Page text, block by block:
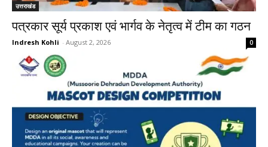
उत्तराखंड
पत्रकार सूर्य प्रकाश एवं भार्गव के नेतृत्व में टीम का गठन
Indresh Kohli - August 2, 2026 0